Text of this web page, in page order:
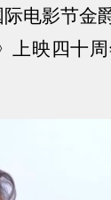
电影节金
上映四十